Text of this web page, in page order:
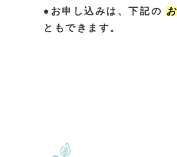
●お申し込みは、下記の
ともできます。